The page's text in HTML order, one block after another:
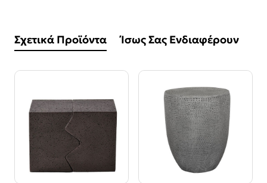
Σχετικά Προϊόντα Ίσως Σας Ενδιαφέρουν